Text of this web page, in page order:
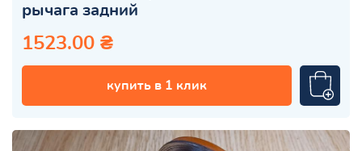
рычага задний
1523.00 ₴
купить в 1 клик